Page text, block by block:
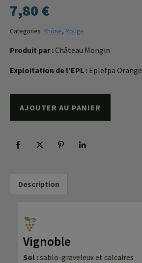
7,80€
Categories: Rhône, Rouge
Produit par :Château Mongin
Exploitation de l’EPL : Eplefpa Orange
AJOUTER AU PANIER
Description
Vignoble
Sol :sablo-graveleux et calcaires